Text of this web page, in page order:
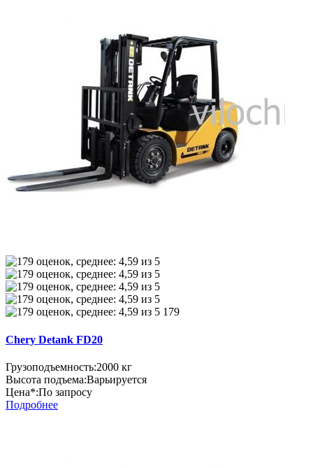
179
Chery Detank FD20
Грузоподъемность:2000 кг
Высота подъема:Варьируется
Цена*:По запросу
Подробнее